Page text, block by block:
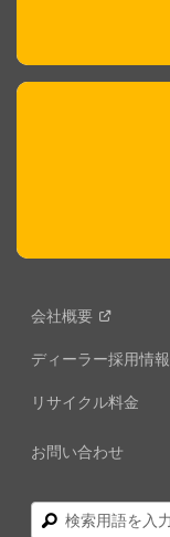
会社概要
ディーラー採用情報
リサイクル料金
お問い合わせ
検
索